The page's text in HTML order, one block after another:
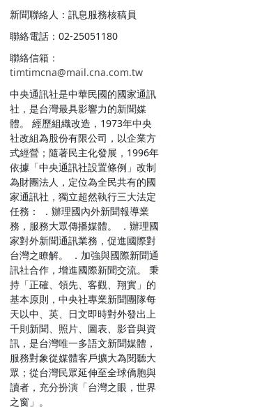
新聞聯絡人：訊息服務核稿員
聯絡電話：02-25051180
聯絡信箱：
timtimcna@mail.cna.com.tw
中央通訊社是中華民國的國家通訊
社，是台灣最具影響力的新聞媒
體。 經歷組織改造，1973年中央
社改組為股份有限公司，以企業方
式經營；隨著民主化發展，1996年
依據「中央通訊社設置條例」改制
為財團法人，定位為全民共有的國
家通訊社，獨立超然執行三大法定
任務： ．辦理國內外新聞報導業
務，服務大眾傳播媒體。 ．辦理國
家對外新聞通訊業務，促進國際對
台灣之瞭解。 ．加強與國際新聞通
訊社合作，增進國際新聞交流。 秉
持「正確、領先、客觀、翔實」的
基本原則，中央社專業新聞團隊每
天以中、英、日文即時對外發出上
千則新聞、照片、圖表、影音與資
訊，是台灣唯一多語文新聞媒體，
服務對象從媒體客戶擴大為閱聽大
眾；從台灣民眾延伸至全球僑胞與
讀者，充分扮演「台灣之眼，世界
之窗」。